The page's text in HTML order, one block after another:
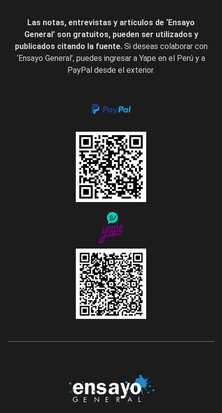
Las notas, entrevistas y artículos de ‘Ensayo
General’ son gratuitos, pueden ser utilizados y
publicados citando la fuente. Si deseas colaborar con
‘Ensayo General’, puedes ingresar a Yape en el Perú y a
PayPal desde el exterior.